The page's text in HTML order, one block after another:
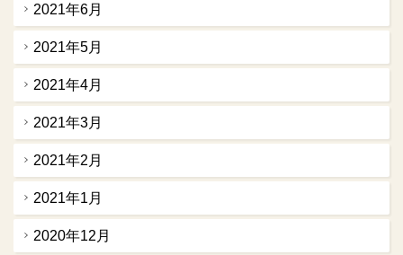
2021年6月
2021年5月
2021年4月
2021年3月
2021年2月
2021年1月
2020年12月